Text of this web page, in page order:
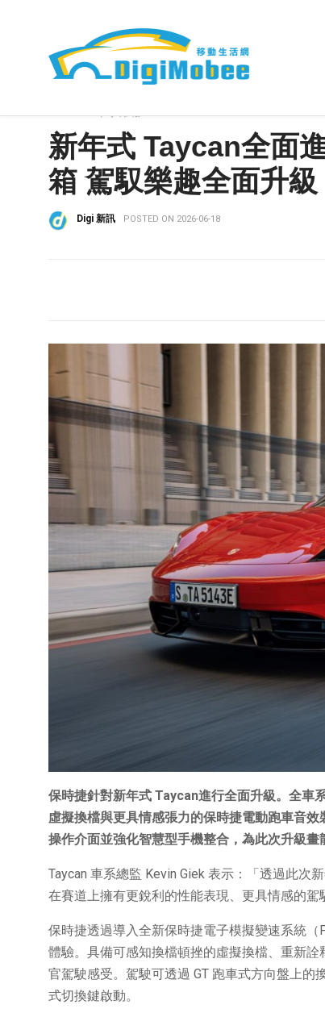
HOME»車事爆報
新年式 Taycan全面
箱 駕馭樂趣全面升級
Digi 新訊 POSTED ON 2026-06-18
保時捷針對新年式 Taycan進行全面升級。全車
虛擬換檔與更具情感張力的保時捷電動跑車音
操作介面並強化智慧型手機整合，為此次升級畫
Taycan 車系總監 Kevin Giek 表示：「透過此次
在賽道上擁有更銳利的性能表現、更具情感的駕
保時捷透過導入全新保時捷電子模擬變速系統
體驗。具備可感知換檔頓挫的虛擬換檔、重新
官駕駛感受。駕駛可透過 GT 跑車式方向盤上
式切換鍵啟動。